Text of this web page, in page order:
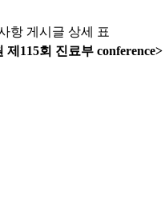
항 게시글 상세 표
제115회 진료부 conference>